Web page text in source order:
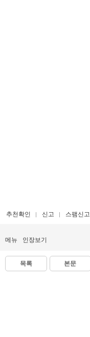
추천확인 신고 스팸신고
메뉴 인장보기
목록 본문